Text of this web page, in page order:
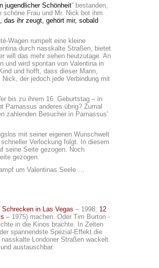
jugendlicher Schönheit” bestanden,
schöne Frau und Mr. Nick bot ihm
das ihr zeugt, gehört mir, sobald
Wagen rumpelt eine kleine
durch nasskalte Straßen, bietet
will das mehr sehen heutzutage. An
und wird spontan von Valentina in
und hofft, dass dieser Mann,
der jedoch jede Verbindung mit
bis zu ihrem 16. Geburtstag – in
Parnassus anderes übrig? Zumal
zahlenden Besucher in Parnassus'
mit seiner eigenen Wunschwelt
Verlockung folgt. In diesem
seine Seite gezogen. Noch
gezogen.
um Valentinas Seele …
in Las Vegas – 1998; 12
– 1975) machen. Oder Tim Burton -
in die Kinos brachte. In Zeiten
spannendste Spezial-Effekt die
Londoner Straßen wackelt.
austauschbar.